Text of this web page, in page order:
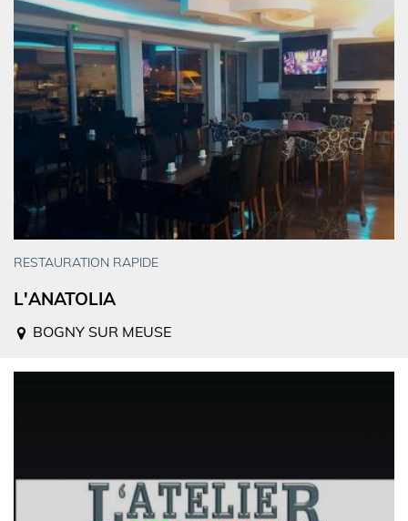
RESTAURATION RAPIDE
L'ANATOLIA
BOGNY SUR MEUSE